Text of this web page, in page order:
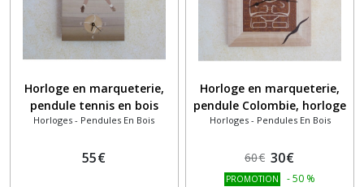
Horloge en marqueterie,
pendule tennis en bois
Horloges - Pendules En Bois
55€
Horloge en marqueterie,
pendule Colombie, horloge
Statue san Augustin
Horloges - Pendules En Bois
60€ 30€
PROMOTION -50 %